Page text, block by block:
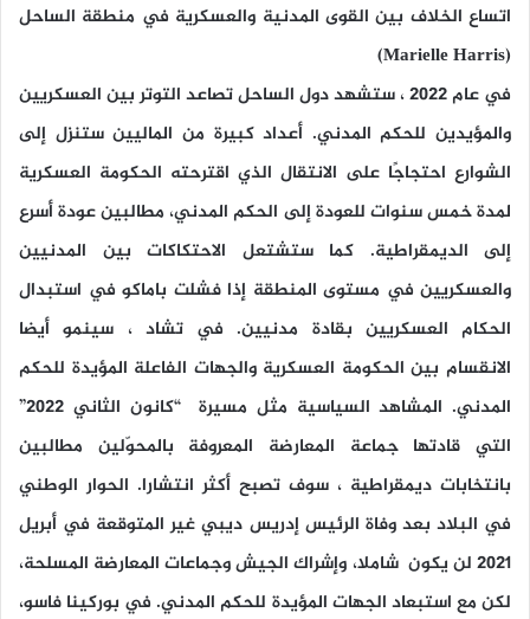
اتساع الخلاف بين القوى المدنية والعسكرية في منطقة الساحل
(Marielle Harris)
في عام 2022 ، ستشهد دول الساحل تصاعد التوتر بين العسكريين
والمؤيدين للحكم المدني. أعداد كبيرة من الماليين ستنزل إلى
الشوارع احتجاجًا على الانتقال الذي اقترحته الحكومة العسكرية
لمدة خمس سنوات للعودة إلى الحكم المدني، مطالبين عودة أسرع
إلى الديمقراطية. كما ستشتعل الاحتكاكات بين المدنيين
والعسكريين في مستوى المنطقة إذا فشلت باماكو في استبدال
الحكام العسكريين بقادة مدنيين. في تشاد ، سينمو أيضا
الانقسام بين الحكومة العسكرية والجهات الفاعلة المؤيدة للحكم
المدني. المشاهد السياسية مثل مسيرة “كانون الثاني 2022”
التي قادتها جماعة المعارضة المعروفة بالمحوّلين مطالبين
بانتخابات ديمقراطية ، سوف تصبح أكثر انتشارا. الحوار الوطني
في البلاد بعد وفاة الرئيس إدريس ديبي غير المتوقعة في أبريل
2021 لن يكون شاملا، وإشراك الجيش وجماعات المعارضة المسلحة،
لكن مع استبعاد الجهات المؤيدة للحكم المدني. في بوركينا فاسو،